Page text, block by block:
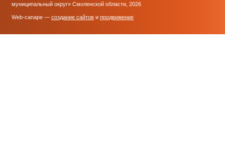
муниципальный округ» Смоленской области, 2026
Web-canape — создание сайтов и продвижение